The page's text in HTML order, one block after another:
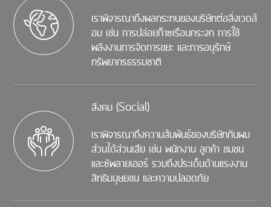
เราพิจารณาถึงผลกระทบของบริษัทต่อสิ่งเวดล้
อม เช่น การปล่อยก๊าซเรือนกระจก การใช้
พลังงานการจัดการขยะ และการอนุรักษ์
ทรัพยากรธรรมชาติ
สังคม (Social)
เราพิจารณาถึงความส้มพ้นธ์ของบริษัทกับผม
ส่วนได้ส่วนเสีย เช่น พนักงาน ลูกค้า ชมชน
และซัพลายเออร์ รวมถึงประเด็นด้านแรงงาน
สิทธิมนุษยชน และความปลอดภัย